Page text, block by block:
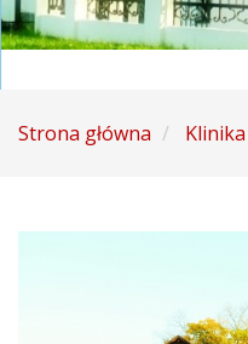
Strona główna Klinika